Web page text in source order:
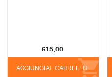
AGGIUNGI AL CARRELLO
615,00